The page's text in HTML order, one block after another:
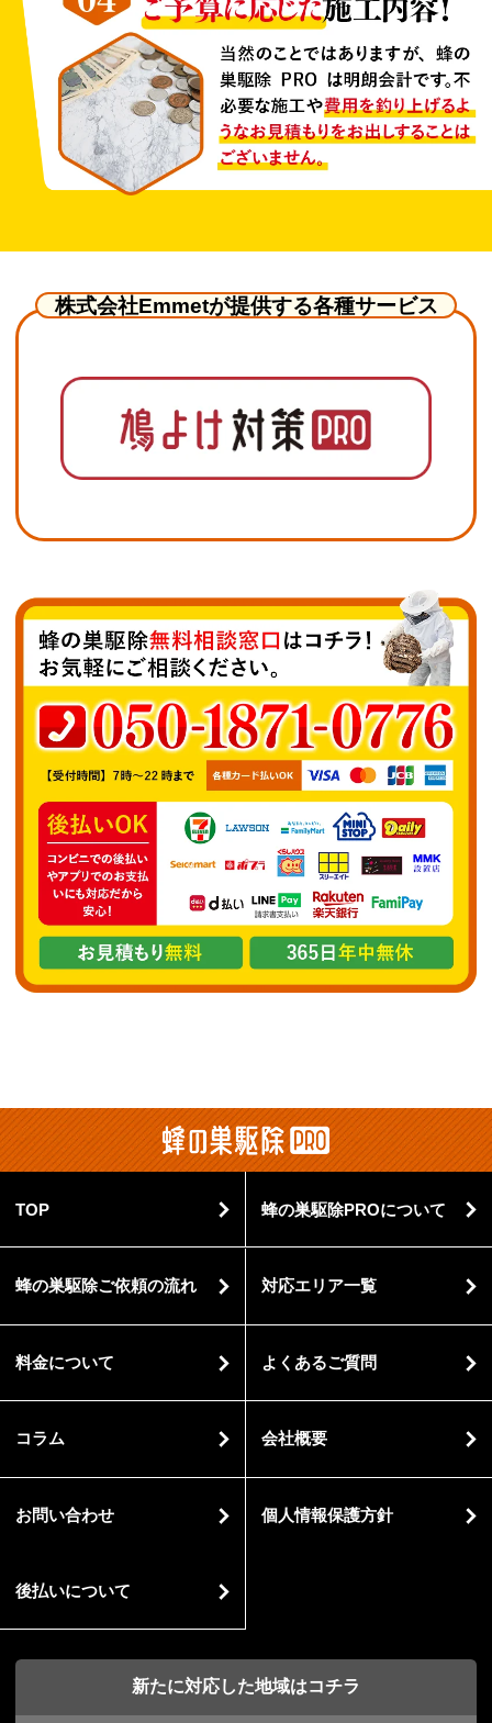
株式会社Emmetが提供する各種サービス
TOP 蜂の巣駆除PROについて
蜂の巣駆除ご依頼の流れ 対応エリア一覧
料金について よくあるご質問
コラム 会社概要
お問い合わせ 個人情報保護方針
後払いについて
新たに対応した地域はコチラ